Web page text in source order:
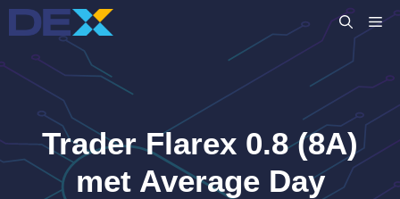
Ga
naar
inhoud
Trader Flarex 0.8 (8A)
met Average Day